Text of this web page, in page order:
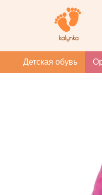
Перейти к основному
Детская обувь